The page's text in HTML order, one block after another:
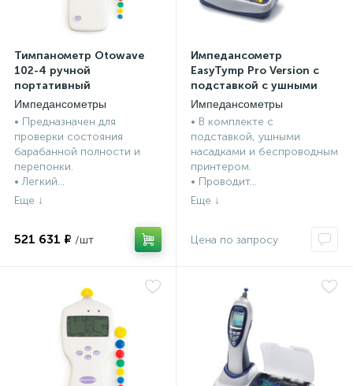
Тимпанометр Otowave
102-4 ручной
портативный
Импедансометры
• Предназначен для
проверки состояния
барабанной полности и
перепонки.
• Легкий...
521 631 ₽
Импедансометр
EasyTymp Pro Version с
подставкой c ушными
насадками и с
беспроводным
принтером MAICO
Импедансометры
• В комплекте с
подставкой, ушными
насадками и беспроводным
принтером.
• Проводит...
Цена по запросу